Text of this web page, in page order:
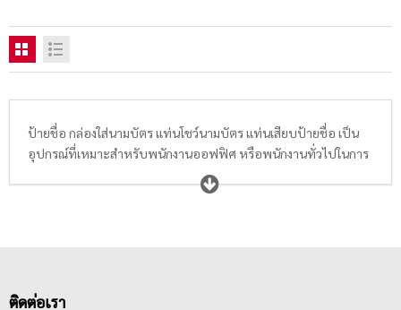
ป้ายชื่อ กล่องใส่นามบัตร แท่นโชว์นามบัตร แท่นเสียบป้ายชื่อ เป็น
อุปกรณ์ที่เหมาะสำหรับพนักงานออฟฟิศ หรือพนักงานทั่วไปในการ
รักษาและจัดเก็บบัตรพนักงานหรือนามบัตรของตัวเองให้คงสภาพดี
โดยปราศจากฝุ่นละอองหรือปัจจัยภายนอกอื่นๆ อีกทั้งยังมีราคาที่
ติดต่อเรา